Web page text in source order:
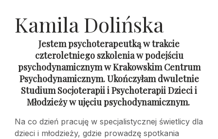
Kamila Dolińska
Jestem psychoterapeutką w trakcie
czteroletniego szkolenia w podejściu
psychodynamicznym w Krakowskim Centrum
Psychodynamicznym. Ukończyłam dwuletnie
Studium Socjoterapii i Psychoterapii Dzieci i
Młodzieży w ujęciu psychodynamicznym.
Na co dzień pracuję w specjalistycznej świetlicy dla
dzieci i młodzieży, gdzie prowadzę spotkania